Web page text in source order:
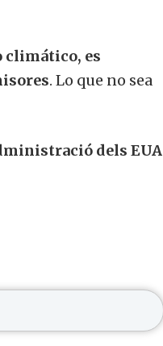
climático, es
. Lo que no sea
dels EUA